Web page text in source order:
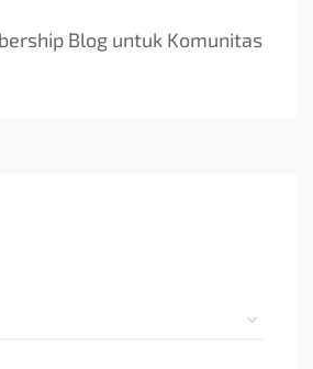
Blog untuk Komunitas